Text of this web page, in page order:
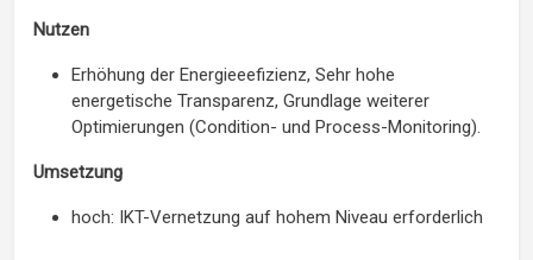
Nutzen
Erhöhung der Energieeefizienz, Sehr hohe
energetische Transparenz, Grundlage weiterer
Optimierungen (Condition- und Process-Monitoring).
Umsetzung
hoch: IKT-Vernetzung auf hohem Niveau erforderlich